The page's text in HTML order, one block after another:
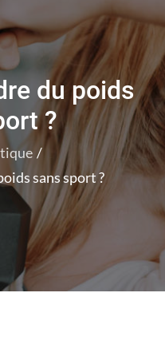
du poids
?
sans sport ?